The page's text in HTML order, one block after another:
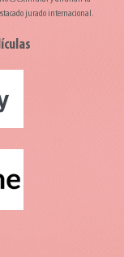
jurado internacional.